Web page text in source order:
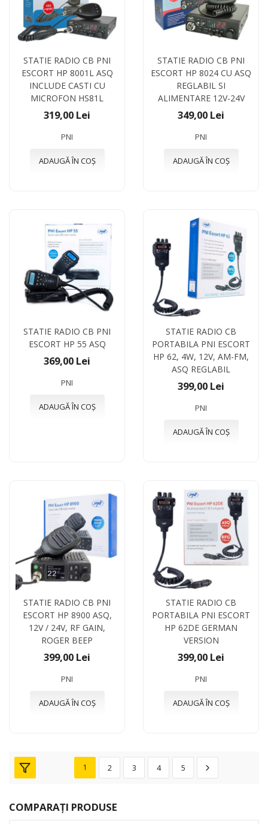
STATIE RADIO CB PNI
ESCORT HP 8001L ASQ
INCLUDE CASTI CU
MICROFON HS81L
319,00 Lei
PNI
ADAUGĂ ÎN COȘ
STATIE RADIO CB PNI
ESCORT HP 8024 CU ASQ
REGLABIL SI
ALIMENTARE 12V-24V
349,00 Lei
PNI
ADAUGĂ ÎN COȘ
STATIE RADIO CB PNI
ESCORT HP 55 ASQ
369,00 Lei
PNI
ADAUGĂ ÎN COȘ
STATIE RADIO CB
PORTABILA PNI ESCORT
HP 62, 4W, 12V, AM-FM,
ASQ REGLABIL
399,00 Lei
PNI
ADAUGĂ ÎN COȘ
STATIE RADIO CB PNI
ESCORT HP 8900 ASQ,
12V / 24V, RF GAIN,
ROGER BEEP
399,00 Lei
PNI
ADAUGĂ ÎN COȘ
STATIE RADIO CB
PORTABILA PNI ESCORT
HP 62DE GERMAN
VERSION
399,00 Lei
PNI
ADAUGĂ ÎN COȘ
1 2 3 4 5
COMPARAȚI PRODUSE